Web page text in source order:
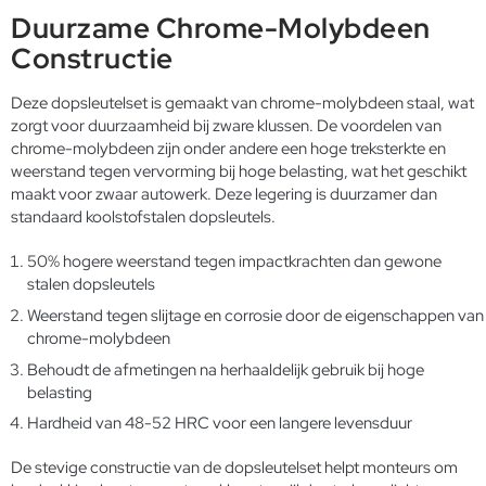
Duurzame Chrome-Molybdeen
Constructie
Deze dopsleutelset is gemaakt van chrome-molybdeen staal, wat
zorgt voor duurzaamheid bij zware klussen. De voordelen van
chrome-molybdeen zijn onder andere een hoge treksterkte en
weerstand tegen vervorming bij hoge belasting, wat het geschikt
maakt voor zwaar autowerk. Deze legering is duurzamer dan
standaard koolstofstalen dopsleutels.
50% hogere weerstand tegen impactkrachten dan gewone
stalen dopsleutels
Weerstand tegen slijtage en corrosie door de eigenschappen van
chrome-molybdeen
Behoudt de afmetingen na herhaaldelijk gebruik bij hoge
belasting
Hardheid van 48-52 HRC voor een langere levensduur
De stevige constructie van de dopsleutelset helpt monteurs om